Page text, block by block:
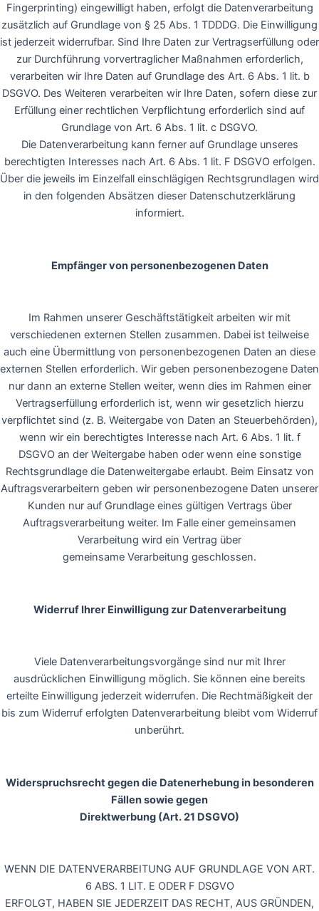
Fingerprinting) eingewilligt haben, erfolgt die Datenverarbeitung
zusätzlich auf Grundlage von § 25 Abs. 1 TDDDG. Die Einwilligung
ist jederzeit widerrufbar. Sind Ihre Daten zur Vertragserfüllung oder
zur Durchführung vorvertraglicher Maßnahmen erforderlich,
verarbeiten wir Ihre Daten auf Grundlage des Art. 6 Abs. 1 lit. b
DSGVO. Des Weiteren verarbeiten wir Ihre Daten, sofern diese zur
Erfüllung einer rechtlichen Verpflichtung erforderlich sind auf
Grundlage von Art. 6 Abs. 1 lit. c DSGVO.
Die Datenverarbeitung kann ferner auf Grundlage unseres
berechtigten Interesses nach Art. 6 Abs. 1 lit. F DSGVO erfolgen.
Über die jeweils im Einzelfall einschlägigen Rechtsgrundlagen wird
in den folgenden Absätzen dieser Datenschutzerklärung
informiert.
Empfänger von personenbezogenen Daten
Im Rahmen unserer Geschäftstätigkeit arbeiten wir mit
verschiedenen externen Stellen zusammen. Dabei ist teilweise
auch eine Übermittlung von personenbezogenen Daten an diese
externen Stellen erforderlich. Wir geben personenbezogene Daten
nur dann an externe Stellen weiter, wenn dies im Rahmen einer
Vertragserfüllung erforderlich ist, wenn wir gesetzlich hierzu
verpflichtet sind (z. B. Weitergabe von Daten an Steuerbehörden),
wenn wir ein berechtigtes Interesse nach Art. 6 Abs. 1 lit. f
DSGVO an der Weitergabe haben oder wenn eine sonstige
Rechtsgrundlage die Datenweitergabe erlaubt. Beim Einsatz von
Auftragsverarbeitern geben wir personenbezogene Daten unserer
Kunden nur auf Grundlage eines gültigen Vertrags über
Auftragsverarbeitung weiter. Im Falle einer gemeinsamen
Verarbeitung wird ein Vertrag über
gemeinsame Verarbeitung geschlossen.
Widerruf Ihrer Einwilligung zur Datenverarbeitung
Viele Datenverarbeitungsvorgänge sind nur mit Ihrer
ausdrücklichen Einwilligung möglich. Sie können eine bereits
erteilte Einwilligung jederzeit widerrufen. Die Rechtmäßigkeit der
bis zum Widerruf erfolgten Datenverarbeitung bleibt vom Widerruf
unberührt.
Widerspruchsrecht gegen die Datenerhebung in besonderen
Fällen sowie gegen
Direktwerbung (Art. 21 DSGVO)
WENN DIE DATENVERARBEITUNG AUF GRUNDLAGE VON ART.
6 ABS. 1 LIT. E ODER F DSGVO
ERFOLGT, HABEN SIE JEDERZEIT DAS RECHT, AUS GRÜNDEN,